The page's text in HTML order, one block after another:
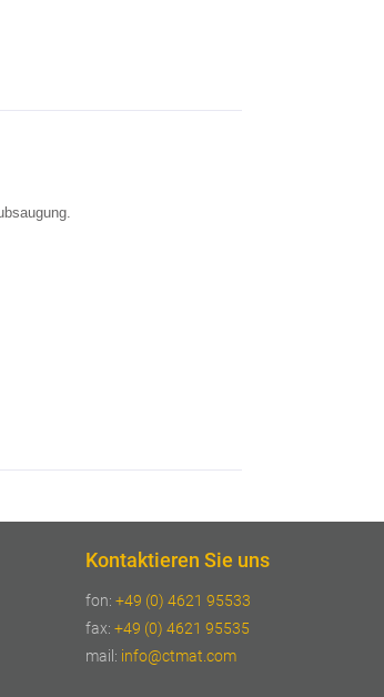
Kontaktieren Sie uns
fon:+49 (0) 4621 95533
fax:+49 (0) 4621 95535
mail: info@ctmat.com